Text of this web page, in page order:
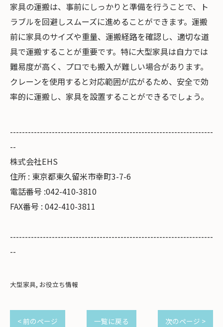
家具の運搬は、事前にしっかりと準備を行うことで、ト
ラブルを回避しスムーズに進めることができます。運搬
前に家具のサイズや重量、運搬経路を確認し、適切な道
具で運搬することが重要です。特に大型家具は自力では
難易度が高く、プロでも搬入が難しい場合があります。
クレーンを使用すると対応範囲が広がるため、安全で効
率的に運搬し、家具を設置することができるでしょう。
--------------------------------------------------------------------
--
株式会社EHS
住所 : 東京都東久留米市幸町3-7-6
電話番号 :042-410-3810
FAX番号 : 042-410-3811
--------------------------------------------------------------------
--
大型家具 お役立ち情報
< 前のページ 一覧に戻る 次のページ >